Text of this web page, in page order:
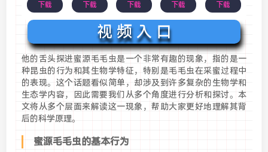
下载 下载 下载 下载 下载
视 频 入 口
他的舌头探进蜜源毛毛虫是一个非常有趣的现象，指的是一
种昆虫的行为和其生物学特征，特别是毛毛虫在采蜜过程中
的表现。这个话题看似简单，却涉及到许多复杂的生物学和
生态学内容，因此需要我们从多个角度进行分析和探讨。本
文将从多个层面来解读这一现象，帮助大家更好地理解其背
后的科学原理。
蜜源毛毛虫的基本行为